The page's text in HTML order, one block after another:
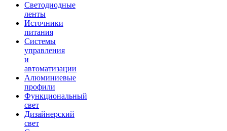
Светодиодные
ленты
Источники
питания
Системы
управления
и
автоматизации
Алюминиевые
профили
Функциональный
свет
Дизайнерский
свет